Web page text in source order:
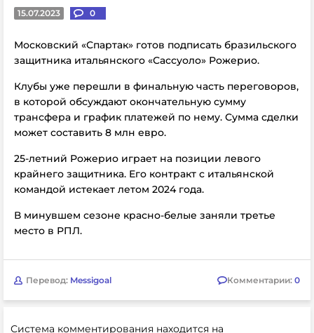
15.07.2023 0
Московский «Спартак» готов подписать бразильского
защитника итальянского «Сассуоло» Рожерио.
Клубы уже перешли в финальную часть переговоров,
в которой обсуждают окончательную сумму
трансфера и график платежей по нему. Сумма сделки
может составить 8 млн евро.
25-летний Рожерио играет на позиции левого
крайнего защитника. Его контракт с итальянской
командой истекает летом 2024 года.
В минувшем сезоне красно-белые заняли третье
место в РПЛ.
Перевод: Messigoal Комментарии: 0
Система комментирования находится на